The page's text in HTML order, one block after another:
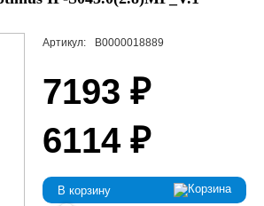
Артикул: В0000018889
7193 ₽
6114 ₽
В корзину